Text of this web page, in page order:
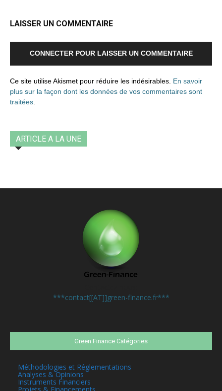
LAISSER UN COMMENTAIRE
CONNECTER POUR LAISSER UN COMMENTAIRE
Ce site utilise Akismet pour réduire les indésirables. En savoir
plus sur la façon dont les données de vos commentaires sont
traitées
ARTICLE A LA UNE
***contact[[AT]]green-finance.fr***
Green Finance Catégories
Méthodologies et Réglementations
Analyses & Opinions
Instruments Financiers
Projets & Financements